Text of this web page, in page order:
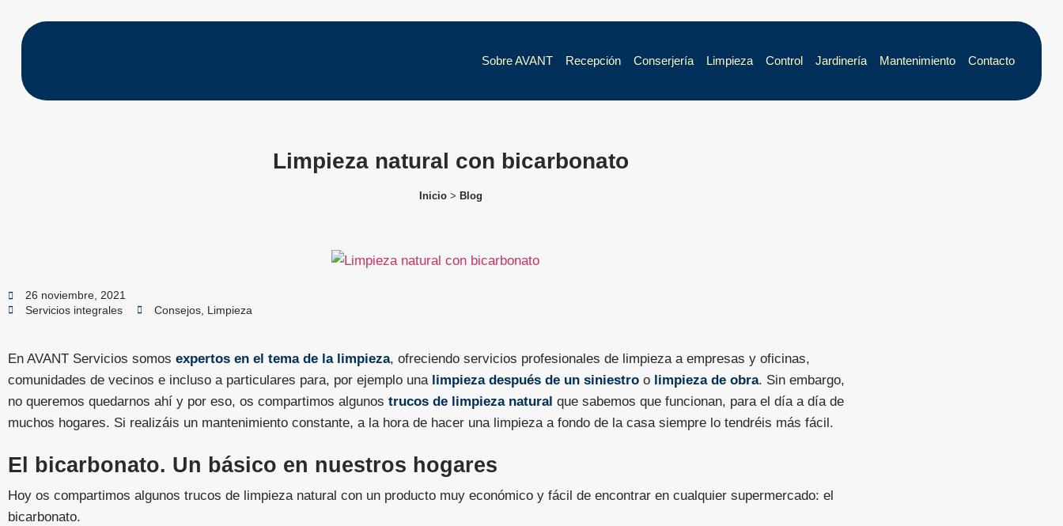
Sobre AVANT Recepción Conserjería Limpieza Control Jardinería Mantenimiento Contacto
Limpieza natural con bicarbonato
Inicio > Blog
26 noviembre, 2021
Servicios integrales
Consejos Limpieza
En AVANT Servicios somos expertos en el tema de la limpieza, ofreciendo servicios profesionales de limpieza a empresas y oficinas,
comunidades de vecinos e incluso a particulares para, por ejemplo una limpieza después de un siniestro o limpieza de obra. Sin embargo,
no queremos quedarnos ahí y por eso, os compartimos algunos trucos de limpieza natural que sabemos que funcionan, para el día a día de
muchos hogares. Si realizáis un mantenimiento constante, a la hora de hacer una limpieza a fondo de la casa siempre lo tendréis más fácil.
El bicarbonato. Un básico en nuestros hogares
Hoy os compartimos algunos trucos de limpieza natural con un producto muy económico y fácil de encontrar en cualquier supermercado: el
bicarbonato.